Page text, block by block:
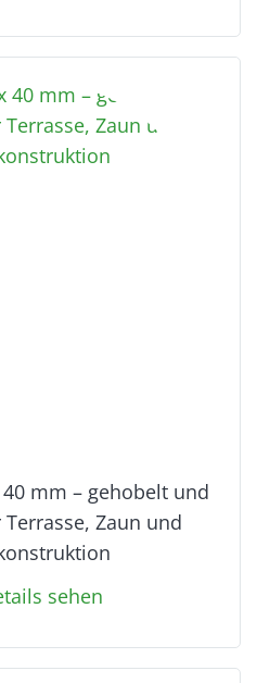
mm – gehobelt und
Zaun und
sehen